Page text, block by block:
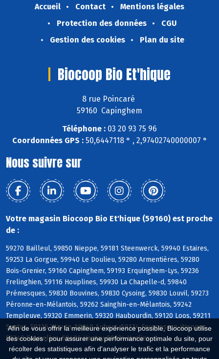
Afin de vous offrir la meilleure expérience possible, Biocoop utilise
des cookies : pour assurer une performance optimale du site, pour
récolter des statistiques afin d'analyser le trafic et la performance
Accueil Contact
Mentions légales
Protection des données
CGU
Gestion des cookies
Plan du site
Biocoop Bio Et'hique
8 rue Poincaré
59160 Capinghem
Téléphone : 03 20 93 75 96
Coordonnées GPS :50,6447118 ° , 2,97402740000007 °
Nous suivre sur
Votre magasin Biocoop Bio Et'hique (59160) est proche
de :
59270 Bailleul, 59850 Nieppe, 59181 Steenwerck, 59940 Estaires,
59253 La Gorgue, 59940 Le Doulieu, 59280 Armentières, 59280
Bois-Grenier, 59160 Capinghem, 59193 Erquinghem-Lys, 59236
Frelinghien, 59116 Houplines, 59930 La Chapelle-d, 59840
Prémesques, 59830 Bouvines, 59830 Cysoing, 59830 Louvil, 59273
Péronne-en-Mélantois, 59262 Sainghin-en-Mélantois, 59242
Templeuve, 59320 Emmerin, 59320 Haubourdin, 59120 Loos, 59211
Santes, 59136 Wavrin, 59249 Aubers, 59134 Fournes-en-Weppes,
59249 Fromelles, 59496 Hantay, 59134 Herlies